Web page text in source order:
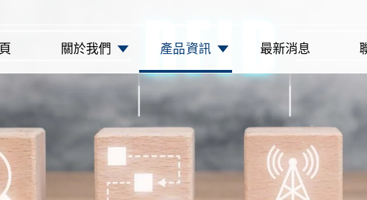
關於我們 產品資訊 最新消息